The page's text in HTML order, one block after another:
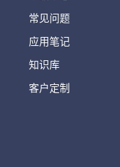
常见问题
应用笔记
知识库
客户定制